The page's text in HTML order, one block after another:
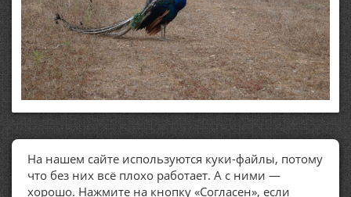
ПОЛЕЗНЫЕ ССЫЛКИ
На нашем сайте используются куки-файлы, потому
что без них всё плохо работает. А с ними —
хорошо. Нажмите на кнопку «Согласен», если